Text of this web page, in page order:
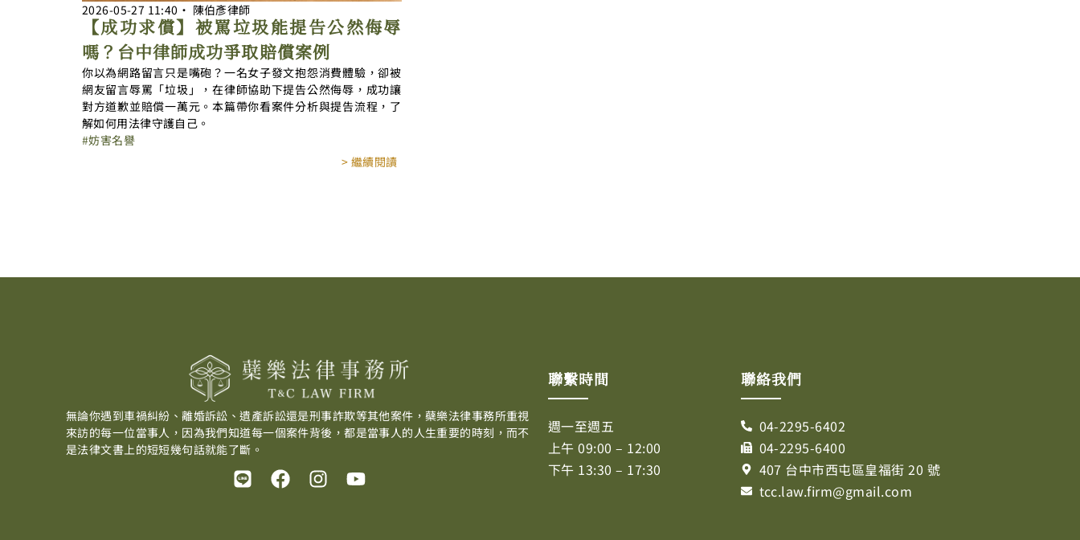
2026-05-27 11:40 ‧ 陳伯彥律師
【成功求償】被罵垃圾能提告公然侮辱
嗎？台中律師成功爭取賠償案例
你以為網路留言只是嘴砲？一名女子發文抱怨消費體驗，卻被
網友留言辱罵「垃圾」，在律師協助下提告公然侮辱，成功讓
對方道歉並賠償一萬元。本篇帶你看案件分析與提告流程，了
解如何用法律守護自己。
妨害名譽
> 繼續閱讀
無論你遇到車禍糾紛、離婚訴訟、遺產訴訟還是刑事詐欺等其他案件，蘗樂法律事務所重視
來訪的每一位當事人，因為我們知道每一個案件背後，都是當事人的人生重要的時刻，而不
是法律文書上的短短幾句話就能了斷。
L F I Y
聯繫時間
週一至週五
上午 09:00 – 12:00
下午 13:30 – 17:30
聯絡我們
04-2295-6402
04-2295-6400
407 台中市西屯區皇福街 20 號
tcc.law.firm@gmail.com